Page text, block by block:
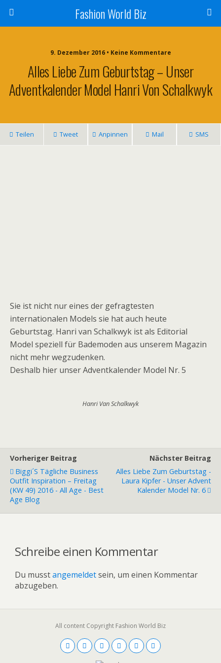
Fashion World Biz
9. Dezember 2016 • Keine Kommentare
Alles Liebe Zum Geburtstag – Unser
Adventkalender Model Hanri Von Schalkwyk
Teilen Tweet Anpinnen Mail SMS
Sie ist nicht nur eines der gefragtesten
internationalen Models sie hat auch heute
Geburtstag. Hanri van Schalkwyk ist als Editorial
Model speziell für Bademoden aus unserem Magazin
nicht mehr wegzudenken.
Deshalb hier unser Adventkalender Model Nr. 5
Hanri Van Schalkwyk
Vorheriger Beitrag
Biggi´s Tägliche Business
Outfit Inspiration – Freitag
(KW 49) 2016 - All Age - Best
Age Blog
Nächster Beitrag
Alles Liebe Zum Geburtstag -
Laura Kipfer - Unser Advent
Kalender Model Nr. 6
Schreibe einen Kommentar
Du musstangemeldetsein, um einen Kommentar
abzugeben.
All content Copyright Fashion World Biz